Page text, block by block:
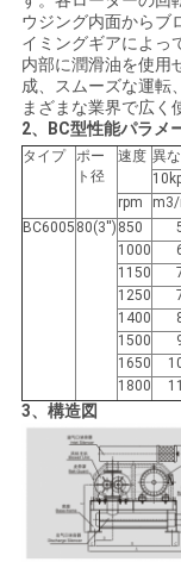
し
な
さ
い
要
な
ウジング内面からブ
イミングギアによっ
内部に潤滑油を使用
成、スムーズな運転
まざまな業界で広く
2、BC型性能パラメ
タイプ
ポー
ト径
速度 異
rpm
BC6005 80(3'') 850
1000
1150
1250
1400
1500
1650
1800
3、構造図